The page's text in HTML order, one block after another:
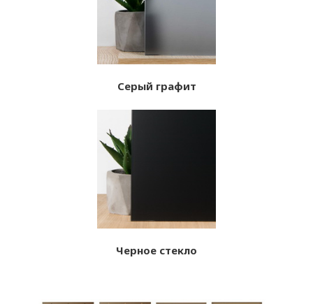
Серый графит
Черное стекло